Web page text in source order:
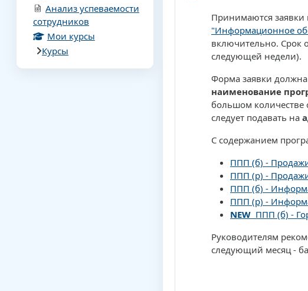
Принимаются заявки
"Информационное
включительно. Срок
следующей недели).
Форма заявки
наименование
большом количестве
следует подавать на
С содержанием
ППП (б) -
ППП (р) -
ППП (б) -
ППП (р) -
NEW ППП (б) -
Руководителям
следующий месяц -
Анализ успеваемости
сотрудников
Мои курсы
Курсы